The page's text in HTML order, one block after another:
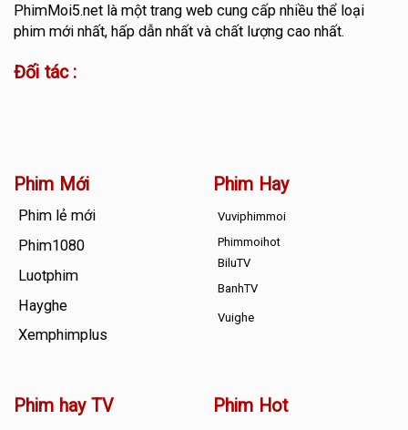
PhimMoi5.netlà một trang web cung cấp nhiều thể loại
phim mới nhất, hấp dẫn nhất và chất lượng cao nhất.
Đối tác :
Phim Mới
Phim lẻ mới
Phim1080
Luotphim
Hayghe
Xemphimplus
Phim Hay
Vuviphimmoi
Phimmoihot
BiluTV
BanhTV
Vuighe
Phim hay TV Phim Hot